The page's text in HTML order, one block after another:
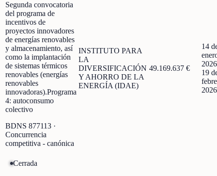
Segunda convocatoria
del programa de
incentivos de
proyectos innovadores
de energías renovables
y almacenamiento, así
como la implantación
de sistemas térmicos
renovables (energías
renovables
innovadoras).Programa
4: autoconsumo
colectivo
BDNS 877113 ·
Concurrencia
competitiva - canónica
INSTITUTO PARA
LA
DIVERSIFICACIÓN
Y AHORRO DE LA
ENERGÍA (IDAE)
49.169.637 €
14
2026
19
2026
Cerrada